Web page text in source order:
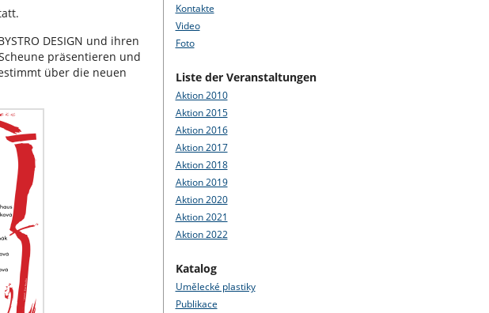
DESIGN und ihren
präsentieren und
über die neuen
Kontakte
Video
Foto
Liste der Veranstaltungen
Aktion 2010
Aktion 2015
Aktion 2016
Aktion 2017
Aktion 2018
Aktion 2019
Aktion 2020
Aktion 2021
Aktion 2022
Katalog
Umělecké plastiky
Publikace